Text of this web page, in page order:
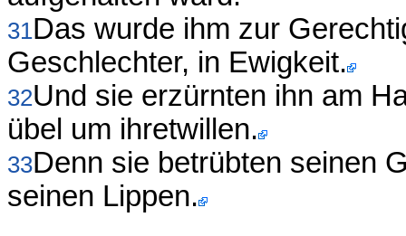
31Das wurde ihm zur
Geschlechter, in Ewigkeit.
32Und sie erzürnten ihn am
übel um ihretwillen.
33Denn sie betrübten seinen
seinen Lippen.